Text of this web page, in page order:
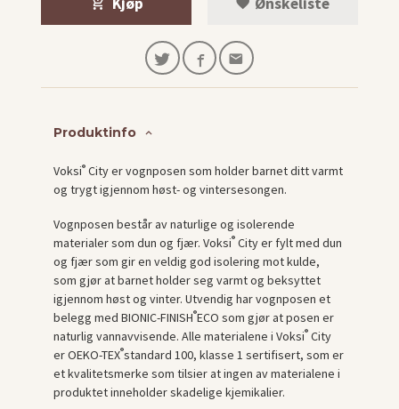
Produktinfo
Voksi® City er vognposen som holder barnet ditt varmt
og trygt igjennom høst- og vintersesongen.
Vognposen består av naturlige og isolerende
materialer som dun og fjær. Voksi® City er fylt med dun
og fjær som gir en veldig god isolering mot kulde,
som gjør at barnet holder seg varmt og beksyttet
igjennom høst og vinter. Utvendig har vognposen et
belegg med BIONIC-FINISH®ECO som gjør at posen er
naturlig vannavvisende. Alle materialene i Voksi® City
er OEKO-TEX®standard 100, klasse 1 sertifisert, som er
et kvalitetsmerke som tilsier at ingen av materialene i
produktet inneholder skadelige kjemikalier.